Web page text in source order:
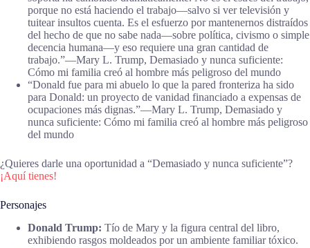
porque no está haciendo el trabajo—salvo si ver televisión y
tuitear insultos cuenta. Es el esfuerzo por mantenernos distraídos
del hecho de que no sabe nada—sobre política, civismo o simple
decencia humana—y eso requiere una gran cantidad de
trabajo.”―Mary L. Trump, Demasiado y nunca suficiente:
Cómo mi familia creó al hombre más peligroso del mundo
“Donald fue para mi abuelo lo que la pared fronteriza ha sido
para Donald: un proyecto de vanidad financiado a expensas de
ocupaciones más dignas.”―Mary L. Trump, Demasiado y
nunca suficiente: Cómo mi familia creó al hombre más peligroso
del mundo
¿Quieres darle una oportunidad a “Demasiado y nunca suficiente”?
¡Aquí tienes!
Personajes
Donald Trump: Tío de Mary y la figura central del libro,
exhibiendo rasgos moldeados por un ambiente familiar tóxico.